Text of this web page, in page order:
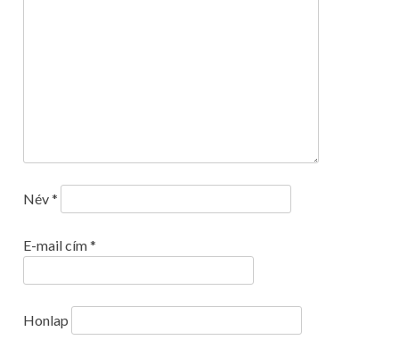
Név*
E-mail cím*
Honlap